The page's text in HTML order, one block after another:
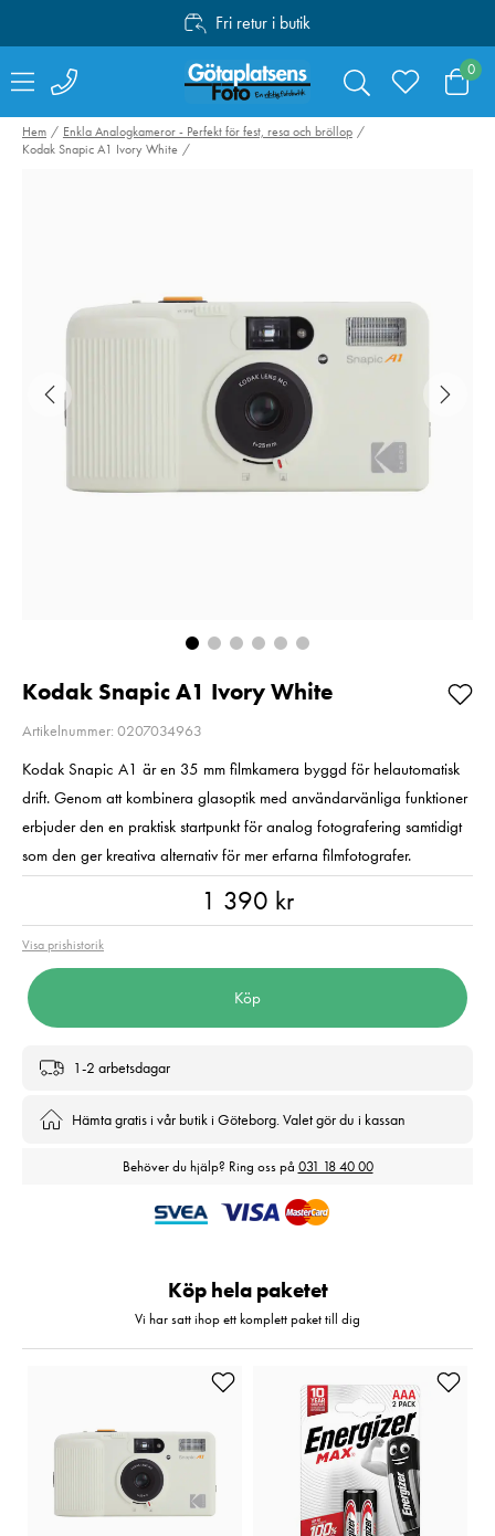
Fri retur i butik
Personlig service
Fri frakt över 1000:-
0
Hähnel kabelset för
Captur till Fujifilm
Canon Mount
Adapter EF-
Hem
Enkla Analogkameror - Perfekt för fest, resa och bröllop
Kodak Snapic A1 Ivory White
Kodak Snapic A1 Ivory White
Artikelnummer: 0207034963
Kodak Snapic A1 är en 35 mm filmkamera byggd för helautomatisk
drift. Genom att kombinera glasoptik med användarvänliga funktioner
erbjuder den en praktisk startpunkt för analog fotografering samtidigt
som den ger kreativa alternativ för mer erfarna filmfotografer.
1 390 kr
Visa prishistorik
Köp
1-2 arbetsdagar
Hämta gratis i vår butik i Göteborg. Valet gör du i kassan
Behöver du hjälp? Ring oss på 031 18 40 00
Köp hela paketet
Vi har satt ihop ett komplett paket till dig